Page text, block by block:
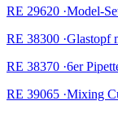
RE 29620 ·Model-
RE 38300 ·Glastopf
RE 38370 ·6er
RE 39065 ·Mixing